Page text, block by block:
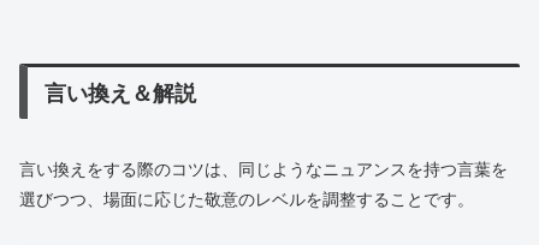
言い換え＆解説
言い換えをする際のコツは、同じようなニュアンスを持つ言葉を
選びつつ、場面に応じた敬意のレベルを調整することです。